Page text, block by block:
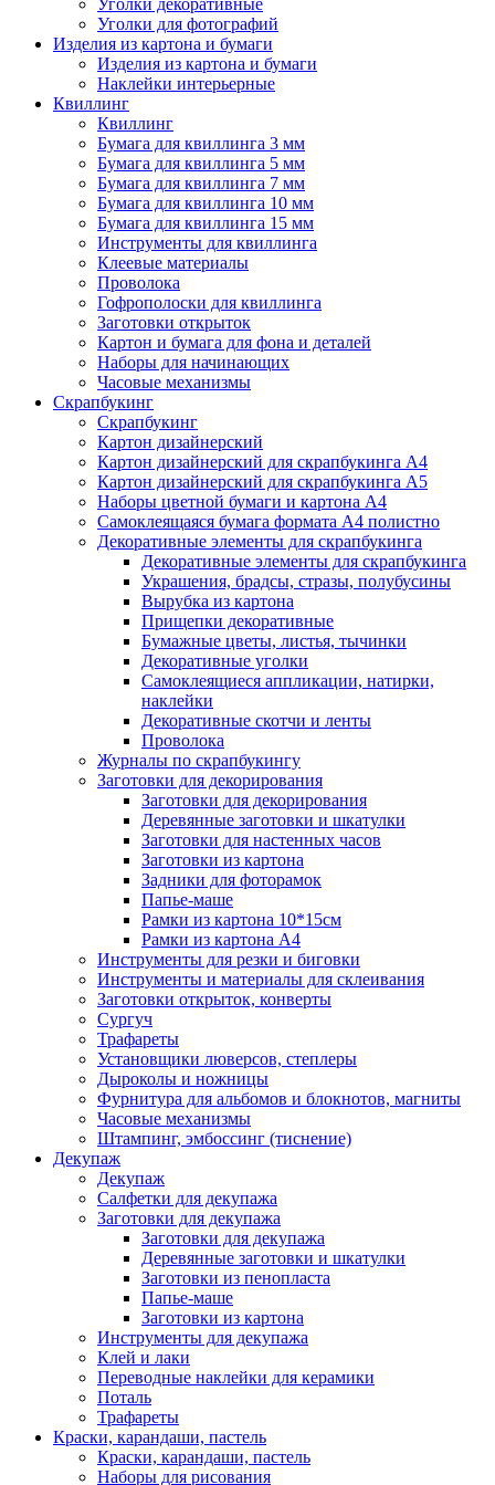
Уголки декоративные
Уголки для фотографий
Изделия из картона и бумаги
Изделия из картона и бумаги
Наклейки интерьерные
Квиллинг
Квиллинг
Бумага для квиллинга 3 мм
Бумага для квиллинга 5 мм
Бумага для квиллинга 7 мм
Бумага для квиллинга 10 мм
Бумага для квиллинга 15 мм
Инструменты для квиллинга
Клеевые материалы
Проволока
Гофрополоски для квиллинга
Заготовки открыток
Картон и бумага для фона и деталей
Наборы для начинающих
Часовые механизмы
Скрапбукинг
Скрапбукинг
Картон дизайнерский
Картон дизайнерский для скрапбукинга А4
Картон дизайнерский для скрапбукинга А5
Наборы цветной бумаги и картона А4
Самоклеящаяся бумага формата А4 полистно
Декоративные элементы для скрапбукинга
Декоративные элементы для скрапбукинга
Украшения, брадсы, стразы, полубусины
Вырубка из картона
Прищепки декоративные
Бумажные цветы, листья, тычинки
Декоративные уголки
Самоклеящиеся аппликации, натирки,
наклейки
Декоративные скотчи и ленты
Проволока
Журналы по скрапбукингу
Заготовки для декорирования
Заготовки для декорирования
Деревянные заготовки и шкатулки
Заготовки для настенных часов
Заготовки из картона
Задники для фоторамок
Папье-маше
Рамки из картона 10*15см
Рамки из картона А4
Инструменты для резки и биговки
Инструменты и материалы для склеивания
Заготовки открыток, конверты
Сургуч
Трафареты
Установщики люверсов, степлеры
Дыроколы и ножницы
Фурнитура для альбомов и блокнотов, магниты
Часовые механизмы
Штампинг, эмбоссинг (тиснение)
Декупаж
Декупаж
Салфетки для декупажа
Заготовки для декупажа
Заготовки для декупажа
Деревянные заготовки и шкатулки
Заготовки из пенопласта
Папье-маше
Заготовки из картона
Инструменты для декупажа
Клей и лаки
Переводные наклейки для керамики
Поталь
Трафареты
Краски, карандаши, пастель
Краски, карандаши, пастель
Наборы для рисования